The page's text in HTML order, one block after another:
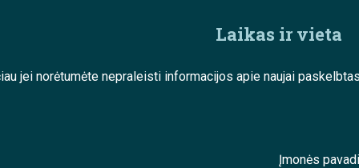
Laikas ir vieta
jei norėtumėte nepraleisti informacijos apie naujai
Įmonės